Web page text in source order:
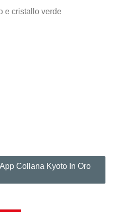
e cristallo verde
Collana Kyoto In Oro